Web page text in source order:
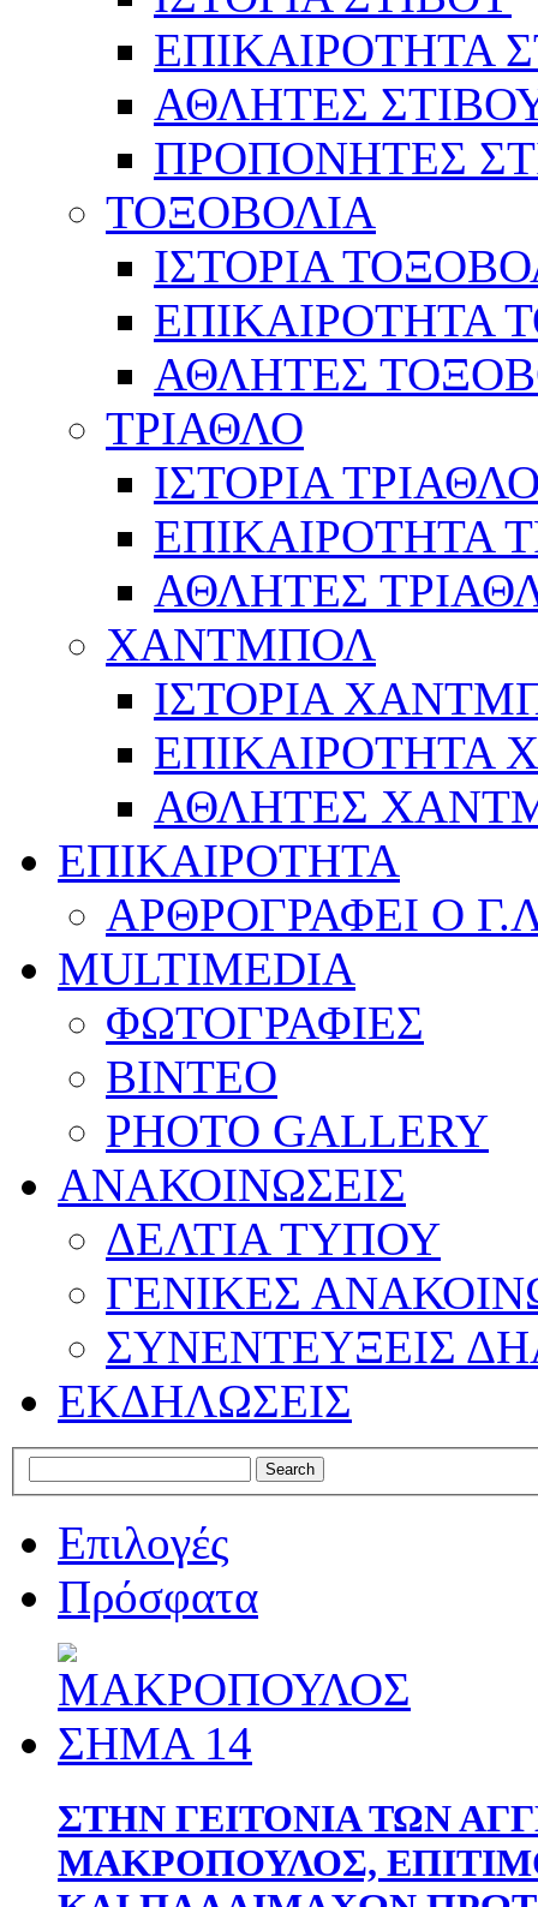
ΕΠΙΚΑΙΡΟΤΗΤΑ
ΑΘΛΗΤΕΣ
ΠΡΟΠΟΝΗΤΕΣ
ΤΟΞΟΒΟΛΙΑ
ΙΣΤΟΡΙΑ
ΕΠΙΚΑΙΡΟΤΗΤΑ
ΑΘΛΗΤΕΣ
ΤΡΙΑΘΛΟ
ΙΣΤΟΡΙΑ
ΕΠΙΚΑΙΡΟΤΗΤΑ
ΑΘΛΗΤΕΣ
ΧΑΝΤΜΠΟΛ
ΙΣΤΟΡΙΑ
ΕΠΙΚΑΙΡΟΤΗΤΑ
ΑΘΛΗΤΕΣ
ΕΠΙΚΑΙΡΟΤΗΤΑ
ΑΡΘΡΟΓΡΑΦΕΙ Ο
MULTIMEDIA
ΦΩΤΟΓΡΑΦΙΕΣ
ΒΙΝΤΕΟ
PHOTO GALLERY
ΑΝΑΚΟΙΝΩΣΕΙΣ
ΔΕΛΤΙΑ ΤΥΠΟΥ
ΓΕΝΙΚΕΣ
ΣΥΝΕΝΤΕΥΞΕΙΣ
ΕΚΔΗΛΩΣΕΙΣ
Επιλογές
Πρόσφατα
ΣΤΗΝ ΓΕΙΤΟΝΙΑ ΤΩΝ
ΜΑΚΡΟΠΟΥΛΟΣ,